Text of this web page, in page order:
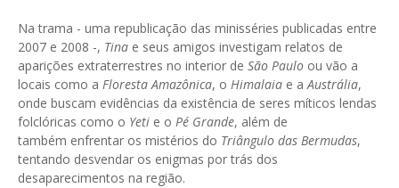
Na trama - uma republicação das minisséries publicadas entre
2007 e 2008 -, Tina e seus amigos investigam relatos de
aparições extraterrestres no interior de São Paulo ou vão a
locais como a Floresta Amazônica, o Himalaia e aAustrália,
onde buscam evidências da existência de seres míticos lendas
folclóricas como o Yeti e o Pé Grande, além de
também enfrentar os mistérios do Triângulo das Bermudas,
tentando desvendar os enigmas por trás dos
desaparecimentos na região.